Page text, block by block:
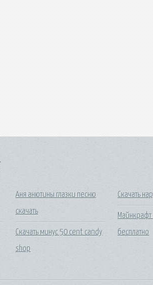
Аня анютины глазки песню
скачать
Скачать минус 50 cent candy
shop
Скачать
Майнкрафт
бесплатно